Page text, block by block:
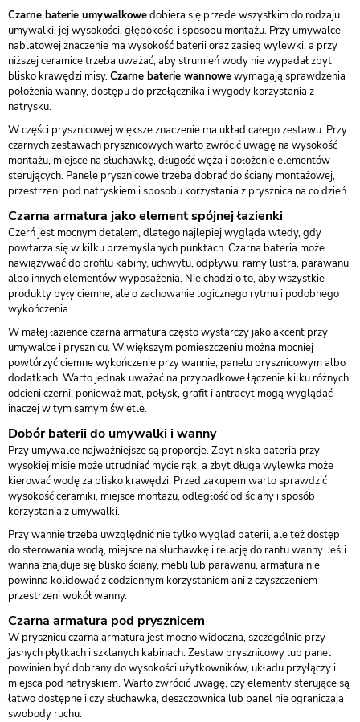
Czarne baterie umywalkowedobiera się przede wszystkim do rodzaju
umywalki, jej wysokości, głębokości i sposobu montażu. Przy umywalce
nablatowej znaczenie ma wysokość baterii oraz zasięg wylewki, a przy
niższej ceramice trzeba uważać, aby strumień wody nie wypadał zbyt
blisko krawędzi misy.Czarne baterie wannowewymagają sprawdzenia
położenia wanny, dostępu do przełącznika i wygody korzystania z
natrysku.
W części prysznicowej większe znaczenie ma układ całego zestawu. Przy
czarnych zestawach prysznicowych warto zwrócić uwagę na wysokość
montażu, miejsce na słuchawkę, długość węża i położenie elementów
sterujących. Panele prysznicowe trzeba dobrać do ściany montażowej,
przestrzeni pod natryskiem i sposobu korzystania z prysznica na co dzień.
Czarna armatura jako element spójnej łazienki
Czerń jest mocnym detalem, dlatego najlepiej wygląda wtedy, gdy
powtarza się w kilku przemyślanych punktach. Czarna bateria może
nawiązywać do profilu kabiny, uchwytu, odpływu, ramy lustra, parawanu
albo innych elementów wyposażenia. Nie chodzi o to, aby wszystkie
produkty były ciemne, ale o zachowanie logicznego rytmu i podobnego
wykończenia.
W małej łazience czarna armatura często wystarczy jako akcent przy
umywalce i prysznicu. W większym pomieszczeniu można mocniej
powtórzyć ciemne wykończenie przy wannie, panelu prysznicowym albo
dodatkach. Warto jednak uważać na przypadkowe łączenie kilku różnych
odcieni czerni, ponieważ mat, połysk, grafit i antracyt mogą wyglądać
inaczej w tym samym świetle.
Dobór baterii do umywalki i wanny
Przy umywalce najważniejsze są proporcje. Zbyt niska bateria przy
wysokiej misie może utrudniać mycie rąk, a zbyt długa wylewka może
kierować wodę za blisko krawędzi. Przed zakupem warto sprawdzić
wysokość ceramiki, miejsce montażu, odległość od ściany i sposób
korzystania z umywalki.
Przy wannie trzeba uwzględnić nie tylko wygląd baterii, ale też dostęp
do sterowania wodą, miejsce na słuchawkę i relację do rantu wanny. Jeśli
wanna znajduje się blisko ściany, mebli lub parawanu, armatura nie
powinna kolidować z codziennym korzystaniem ani z czyszczeniem
przestrzeni wokół wanny.
Czarna armatura pod prysznicem
W prysznicu czarna armatura jest mocno widoczna, szczególnie przy
jasnych płytkach i szklanych kabinach. Zestaw prysznicowy lub panel
powinien być dobrany do wysokości użytkowników, układu przyłączy i
miejsca pod natryskiem. Warto zwrócić uwagę, czy elementy sterujące są
łatwo dostępne i czy słuchawka, deszczownica lub panel nie ograniczają
swobody ruchu.